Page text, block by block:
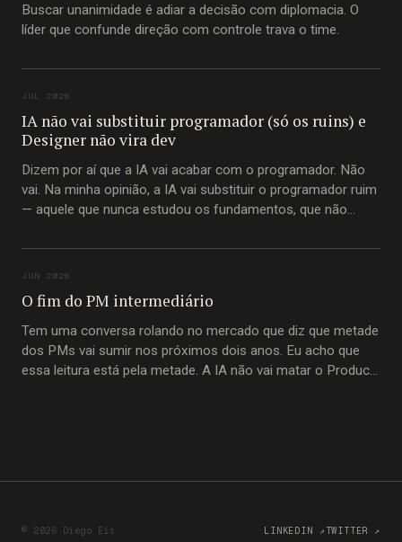
Buscar unanimidade é adiar a decisão com diplomacia. O
líder que confunde direção com controle trava o time.
JUL 2026
IA não vai substituir programador (só os ruins) e
Designer não vira dev
Dizem por aí que a IA vai acabar com o programador. Não
vai. Na minha opinião, a IA vai substituir o programador ruim
— aquele que nunca estudou os fundamentos, que não
que passou a carreira inteira copiando trecho de código do
JUN 2026
O fim do PM intermediário
Tem uma conversa rolando no mercado que diz que metade
dos PMs vai sumir nos próximos dois anos. Eu acho que
essa leitura está pela metade. A IA não vai matar o Product
© 2026 Diego Eis LINKEDIN ↗ TWITTER ↗